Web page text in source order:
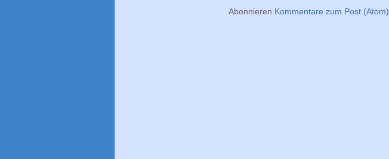
Abonnieren Kommentare zum Post (Atom)